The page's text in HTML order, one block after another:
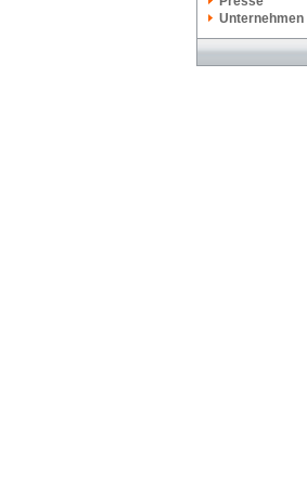
Unternehmen